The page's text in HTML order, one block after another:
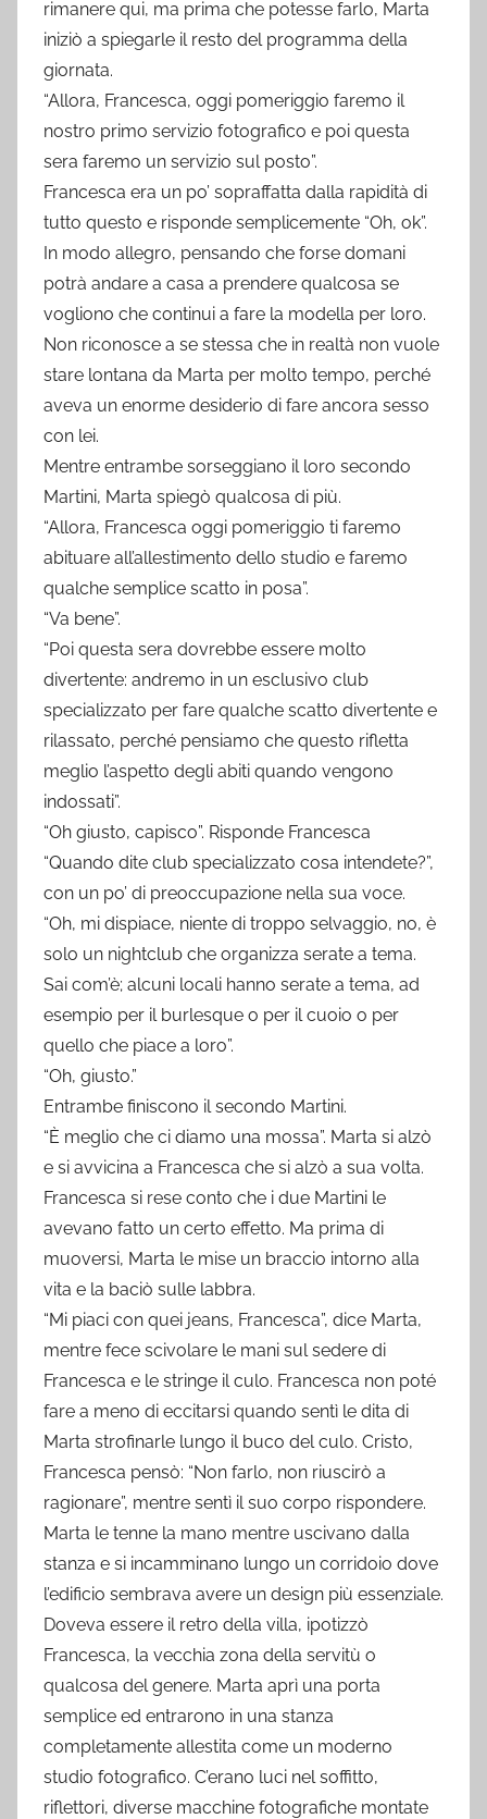
rimanere qui, ma prima che potesse farlo, Marta
iniziò a spiegarle il resto del programma della
giornata.
“Allora, Francesca, oggi pomeriggio faremo il
nostro primo servizio fotografico e poi questa
sera faremo un servizio sul posto”.
Francesca era un po’ sopraffatta dalla rapidità di
tutto questo e risponde semplicemente “Oh, ok”.
In modo allegro, pensando che forse domani
potrà andare a casa a prendere qualcosa se
vogliono che continui a fare la modella per loro.
Non riconosce a se stessa che in realtà non vuole
stare lontana da Marta per molto tempo, perché
aveva un enorme desiderio di fare ancora sesso
con lei.
Mentre entrambe sorseggiano il loro secondo
Martini, Marta spiegò qualcosa di più.
“Allora, Francesca oggi pomeriggio ti faremo
abituare all’allestimento dello studio e faremo
qualche semplice scatto in posa”.
“Va bene”.
“Poi questa sera dovrebbe essere molto
divertente: andremo in un esclusivo club
specializzato per fare qualche scatto divertente e
rilassato, perché pensiamo che questo rifletta
meglio l’aspetto degli abiti quando vengono
indossati”.
“Oh giusto, capisco”. Risponde Francesca
“Quando dite club specializzato cosa intendete?”,
con un po’ di preoccupazione nella sua voce.
“Oh, mi dispiace, niente di troppo selvaggio, no, è
solo un nightclub che organizza serate a tema.
Sai com’è; alcuni locali hanno serate a tema, ad
esempio per il burlesque o per il cuoio o per
quello che piace a loro”.
“Oh, giusto.”
Entrambe finiscono il secondo Martini.
“È meglio che ci diamo una mossa”. Marta si alzò
e si avvicina a Francesca che si alzò a sua volta.
Francesca si rese conto che i due Martini le
avevano fatto un certo effetto. Ma prima di
muoversi, Marta le mise un braccio intorno alla
vita e la baciò sulle labbra.
“Mi piaci con quei jeans, Francesca”, dice Marta,
mentre fece scivolare le mani sul sedere di
Francesca e le stringe il culo. Francesca non poté
fare a meno di eccitarsi quando sentì le dita di
Marta strofinarle lungo il buco del culo. Cristo,
Francesca pensò: “Non farlo, non riuscirò a
ragionare”, mentre sentì il suo corpo rispondere.
Marta le tenne la mano mentre uscivano dalla
stanza e si incamminano lungo un corridoio dove
l’edificio sembrava avere un design più essenziale.
Doveva essere il retro della villa, ipotizzò
Francesca, la vecchia zona della servitù o
qualcosa del genere. Marta aprì una porta
semplice ed entrarono in una stanza
completamente allestita come un moderno
studio fotografico. C’erano luci nel soffitto,
riflettori, diverse macchine fotografiche montate